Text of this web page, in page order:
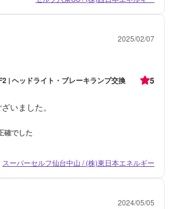
2025/02/07
| ヘッドライト・ブレーキランプ交換 5
いました。
確でした
スーパーセルフ仙台中山 / (株)東日本エネルギー
2024/05/05